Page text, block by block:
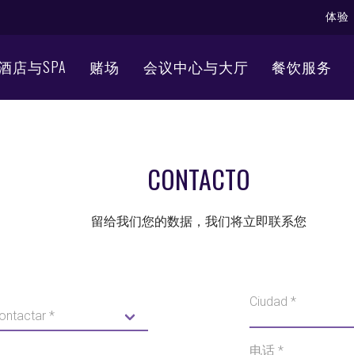
体验
店与SPA 赌场 会议中心与大厅 餐饮服务
CONTACTO
留给我们您的数据，我们将立即联系您
Ciudad *
电话 *